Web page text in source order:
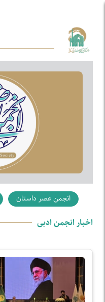
انجمن عصر داستان
اخبار انجمن ادبی